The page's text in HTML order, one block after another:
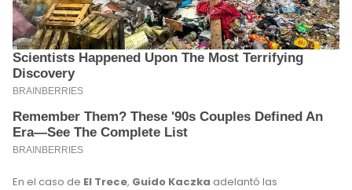
En el caso de El Trece, Guido Kaczka adelantó las